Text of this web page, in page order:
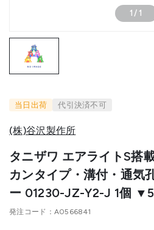
1 / 1
当日出荷 代引決済不可
(株)谷沢製作所
タニザワ エアライトS搭
カンタイプ・溝付・通気
ー 01230-JZ-Y2-J 1個
発注コード A0566841